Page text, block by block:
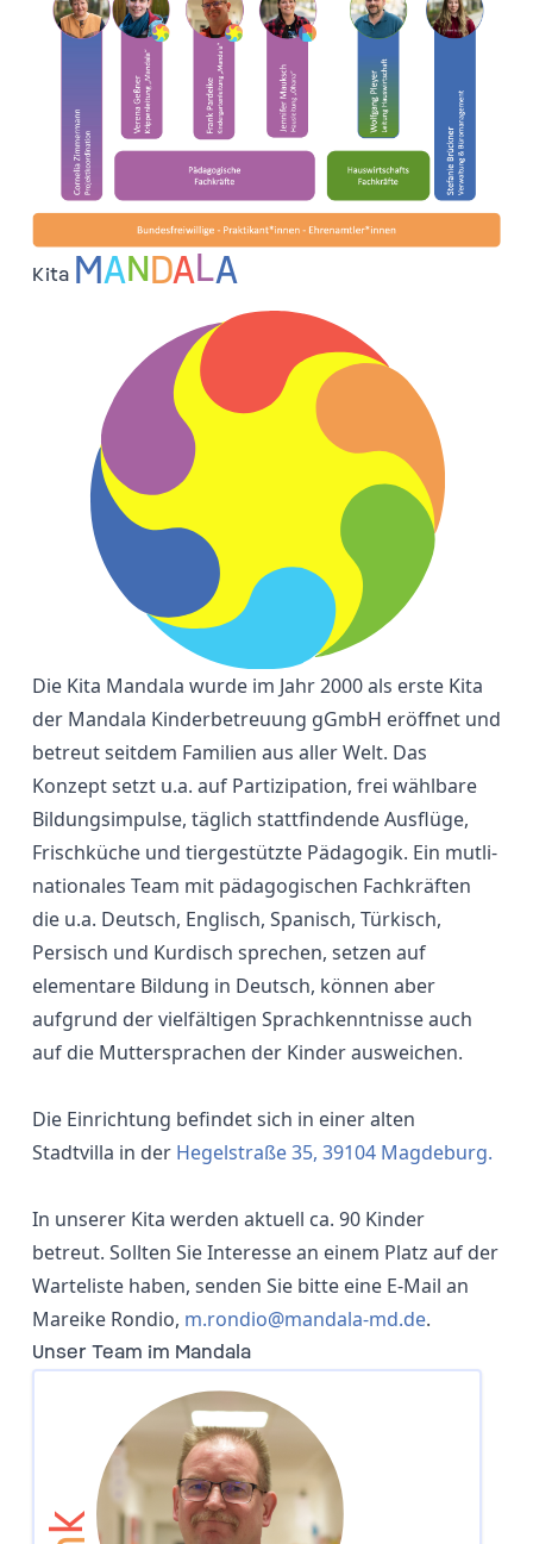
Kita MANDALA
Die Kita Mandala wurde im Jahr 2000 als erste Kita
der Mandala Kinderbetreuung gGmbH eröffnet und
betreut seitdem Familien aus aller Welt. Das
Konzept setzt u.a. auf Partizipation, frei wählbare
Bildungsimpulse, täglich stattfindende Ausflüge,
Frischküche und tiergestützte Pädagogik. Ein mutli-
nationales Team mit pädagogischen Fachkräften
die u.a. Deutsch, Englisch, Spanisch, Türkisch,
Persisch und Kurdisch sprechen, setzen auf
elementare Bildung in Deutsch, können aber
aufgrund der vielfältigen Sprachkenntnisse auch
auf die Muttersprachen der Kinder ausweichen.
Die Einrichtung befindet sich in einer alten
Stadtvilla in der Hegelstraße 35, 39104 Magdeburg.
In unserer Kita werden aktuell ca. 90 Kinder
betreut. Sollten Sie Interesse an einem Platz auf der
Warteliste haben, senden Sie bitte eine E-Mail an
Mareike Rondio, m.rondio@mandala-md.de.
Unser Team im Mandala
k